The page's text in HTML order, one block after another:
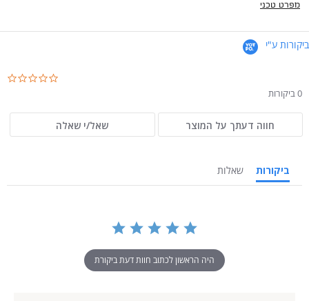
מפרט טכני
ביקורות ע"י
0 ביקורות
חווה דעתך על המוצר שאל/י שאלה
ביקורות שאלות
היה הראשון לכתוב חוות דעת ביקורת